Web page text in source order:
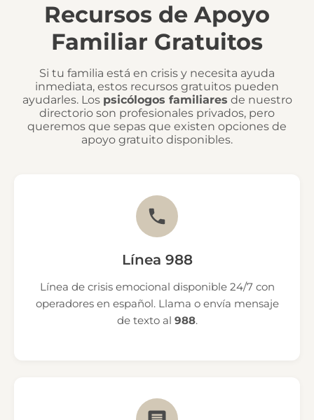
Recursos de Apoyo
Familiar Gratuitos
Si tu familia está en crisis y necesita ayuda
inmediata, estos recursos gratuitos pueden
ayudarles. Los psicólogos familiares de nuestro
directorio son profesionales privados, pero
queremos que sepas que existen opciones de
apoyo gratuito disponibles.
Línea 988
Línea de crisis emocional disponible 24/7 con
operadores en español. Llama o envía mensaje
de texto al 988.